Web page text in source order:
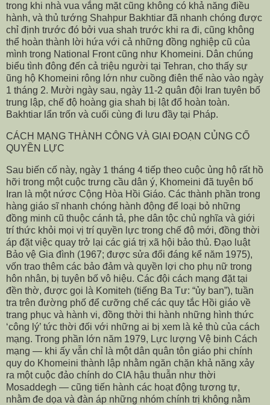
trong khi nhà vua vắng mặt cũng không có khả năng điều
hành, và thủ tướng Shahpur Bakhtiar đã nhanh chóng được
chỉ định trước đó bởi vua shah trước khi ra đi, cũng không
thể hoàn thành lời hứa với cả những đồng nghiệp cũ của
mình trong National Front cũng như Khomeini. Dân chúng
biểu tình đông đến cả triệu người tại Tehran, cho thấy sự
ũng hộ Khomeini rông lớn như cuồng điên thế nào vào ngày
1 tháng 2. Mười ngày sau, ngày 11-2 quân đội Iran tuyên bố
trung lập, chế độ hoàng gia shah bị lật đổ hoàn toàn.
Bakhtiar lẩn trốn và cuối cùng đi lưu đầy tại Pháp.
CÁCH MẠNG THÀNH CÔNG VÀ GIAI ĐOẠN CỦNG CỐ
QUYỀN LỰC
Sau biến cố này, ngày 1 tháng 4 tiếp theo cuộc ủng hộ rất hồ
hỡi trong một cuộc trưng cầu dân ý, Khomeini đã tuyên bố
Iran là một nứơc Cộng Hòa Hồi Giáo. Các thành phần trong
hàng giáo sĩ nhanh chóng hành động để loại bỏ những
đồng minh cũ thuộc cánh tả, phe dân tộc chủ nghĩa và giới
trí thức khỏi mọi vị trí quyền lực trong chế độ mới, đồng thời
áp đặt việc quay trở lại các giá trị xã hội bảo thủ. Đạo luật
Bảo vệ Gia đình (1967; được sửa đổi đáng kể năm 1975),
vốn trao thêm các bảo đảm và quyền lợi cho phụ nữ trong
hôn nhân, bị tuyên bố vô hiệu. Các đội cách mạng đặt tại
đền thờ, được gọi là Komiteh (tiếng Ba Tư: “ủy ban”), tuần
tra trên đường phố để cưỡng chế các quy tắc Hồi giáo về
trang phục và hành vi, đồng thời thi hành những hình thức
‘công lý’ tức thời đối với những ai bị xem là kẻ thù của cách
mạng. Trong phần lớn năm 1979, Lực lượng Vệ binh Cách
mạng — khi ấy vẫn chỉ là một dân quân tôn giáo phi chính
quy do Khomeini thành lập nhằm ngăn chặn khả năng xảy
ra một cuộc đảo chính do CIA hậu thuẫn như thời
Mosaddegh — cũng tiến hành các hoạt động tương tự,
nhằm đe dọa và đàn áp những nhóm chính trị không nằm